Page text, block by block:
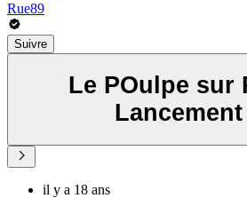
Rue89
Suivre
Le POulpe sur
Lancement
il y a 18 ans